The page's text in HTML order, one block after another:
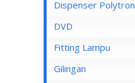
Dispenser Cosmos
Dispenser Miyako
Dispenser Sanken
Dispenser Polytron
DVD
Fitting Lampu
Gilingan